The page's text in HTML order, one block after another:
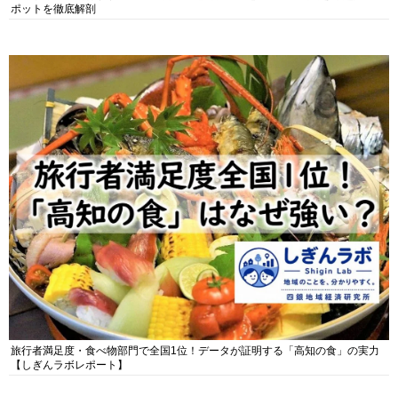
ポットを徹底解剖
旅行者満足度・食べ物部門で全国1位！データが証明する「高知の食」の実力
【しぎんラボレポート】